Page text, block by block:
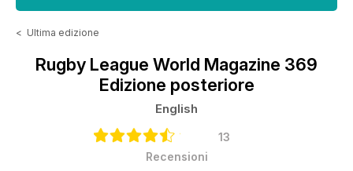
< Ultima edizione
Rugby League World Magazine 369
Edizione posteriore
English
13
Recensioni